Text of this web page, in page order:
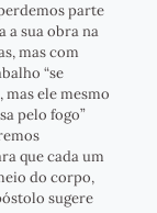
parte
a sua obra na
mas com
“se
ele mesmo
pelo fogo”
que cada um
do corpo,
sugere